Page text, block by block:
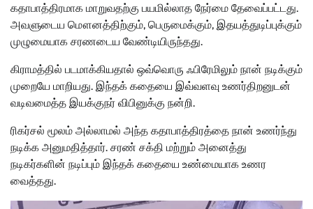
கதாபாத்திரமாக மாறுவதற்கு பயமில்லாத நேர்மை தேவைப்பட்டது.
அவளுடைய மௌனத்திற்கும், பெருமைக்கும், இதயத்துடிப்புக்கும்
முழுமையாக சரணடைய வேண்டியிருந்தது.
கிராமத்தில் படமாக்கியதால் ஒவ்வொரு ஃபிரேமிலும் நான் நடிக்கும்
முறையே மாறியது. இந்தக் கதையை இவ்வளவு உணர்திறனுடன்
வடிவமைத்த இயக்குநர் விபினுக்கு நன்றி.
ரிகர்சல் மூலம் அல்லாமல் அந்த கதாபாத்திரத்தை நான் உணர்ந்து
நடிக்க அனுமதித்தார். சரண் சக்தி மற்றும் அனைத்து
நடிகர்களின் நடிப்பும் இந்தக் கதையை உண்மையாக உணர
வைத்தது.